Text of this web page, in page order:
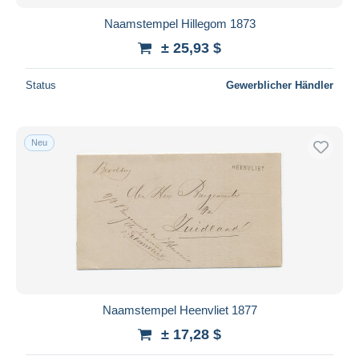
Naamstempel Hillegom 1873
± 25,93 $
Status Gewerblicher Händler
Neu
Naamstempel Heenvliet 1877
± 17,28 $